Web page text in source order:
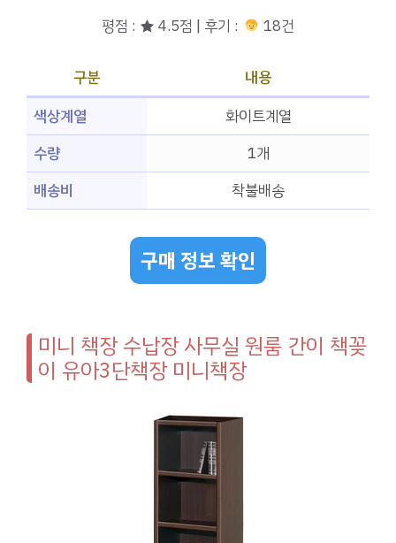
평점 : ★ 4.5점 | 후기 : 18건
구분
내용
색상계열
화이트계열
수량
1개
배송비
착불배송
구매 정보 확인
미니 책장 수납장 사무실 원룸 간이 책꽂
이 유아3단책장 미니책장